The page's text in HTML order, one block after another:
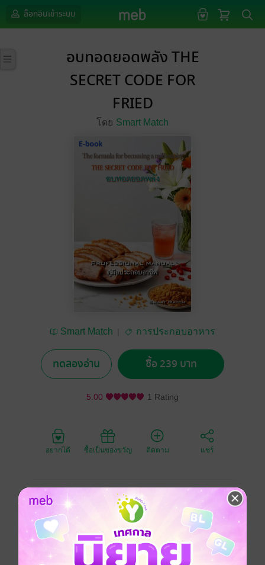
ล็อกอินเข้าระบบ
อบทอดยอดพลัง THE
SECRET CODE FOR
FRIED
โดย Smart Match
Smart Match การประกอบอาหาร
ทดลองอ่าน ซื้อ 239 บาท
5.00 1 Rating
อยากได้ ซื้อเป็นของขวัญ ติดตาม แชร์
ในโลกของสถาปัตยกรรม รากฐานที่แข็งแกร่งคือจุดเริ่ม
ต้นของอาคารที่สง่างาม... แต่ในโลกของ "อบทอดยอด
พลัง" รากฐานนั้นคือ 'อุณหภูมิ' ที่แม่นยำ และ 'จังหวะ
เวลา' ที่ถูกคำนวณมาอย่างถี่ถ้วนประดุจตัวเลขในงบดุล
ผมไม่ได้มองว่าการอบหรือการทอดเป็นเพียงขั้นตอนการ